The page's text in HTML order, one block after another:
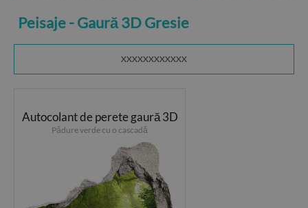
Peisaje - Gaură 3D Gresie
XXXXXXXXXXXX
Autocolant de perete gaură 3D
Pădure verde cu o cascadă